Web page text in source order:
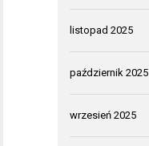
listopad 2025
październik 2025
wrzesień 2025